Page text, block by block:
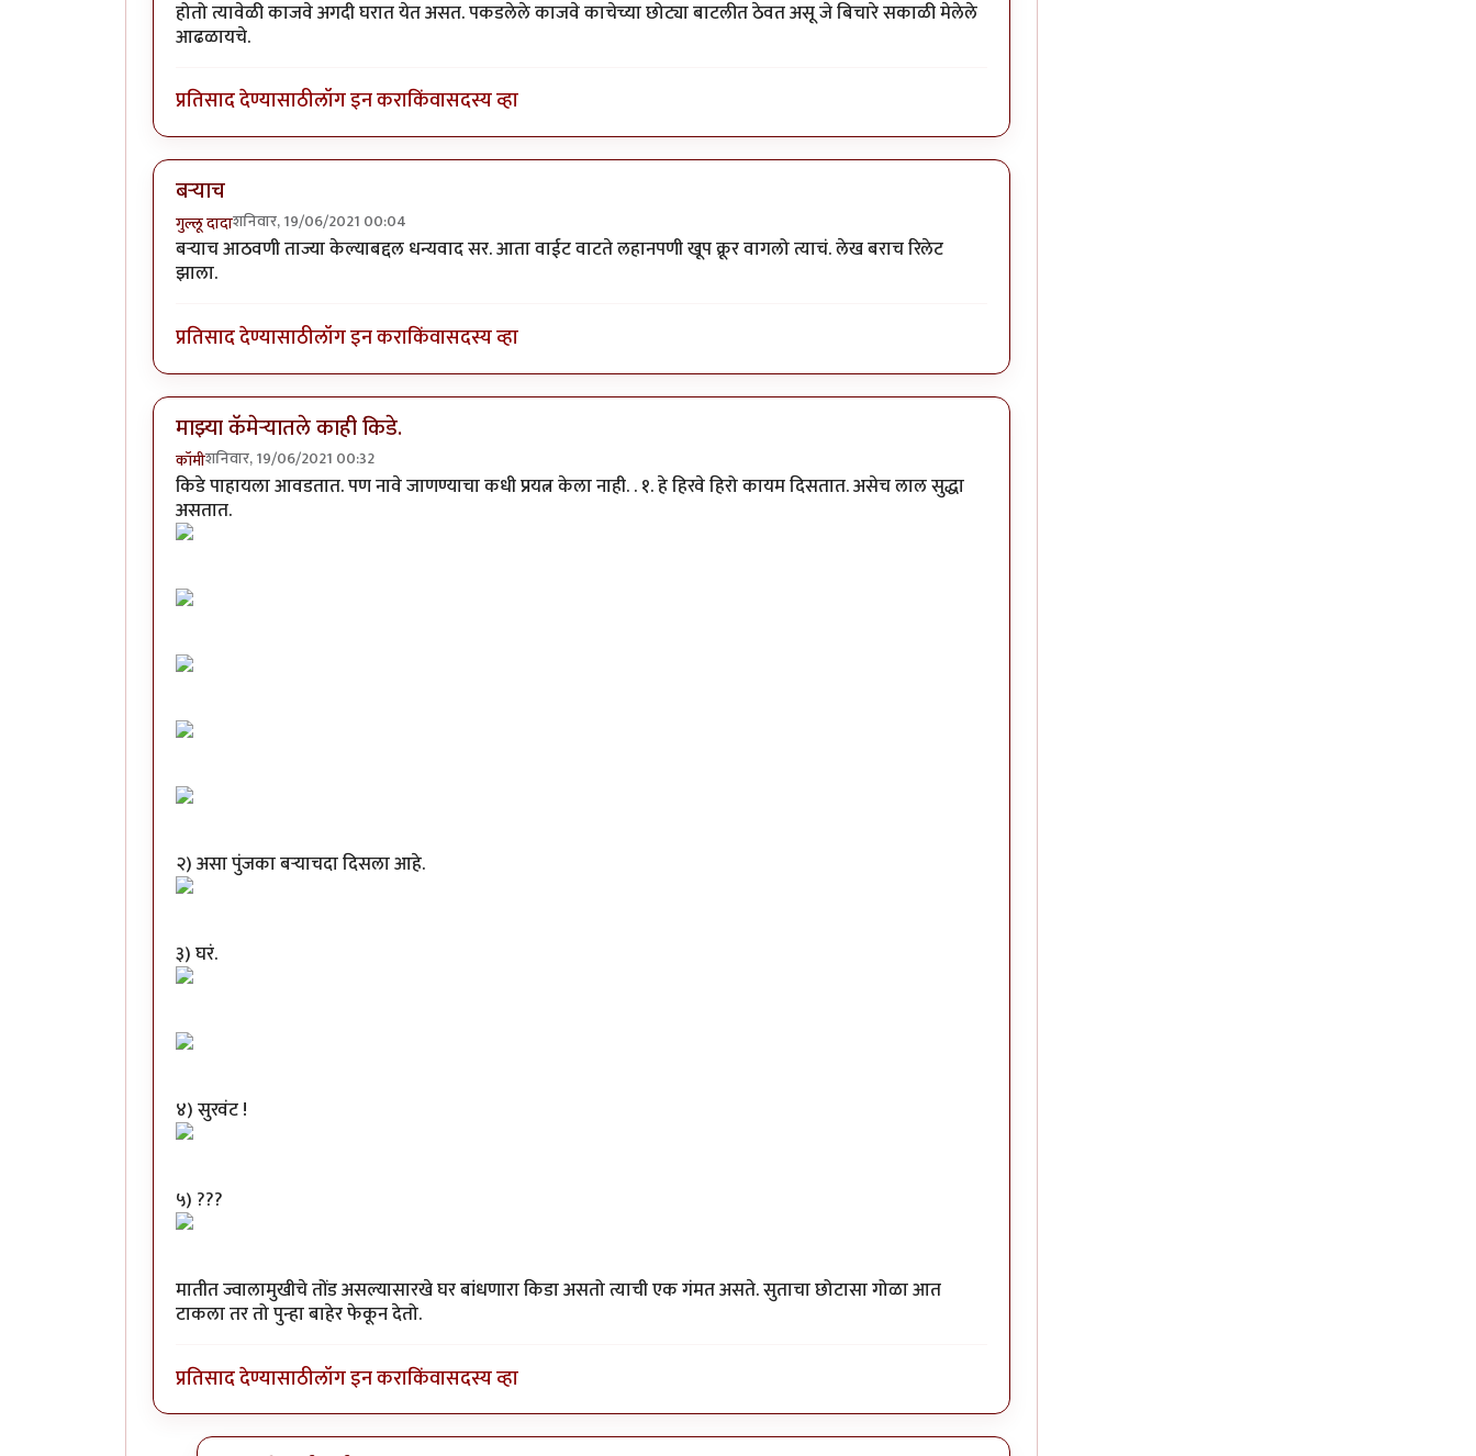
होतो त्यावेळी काजवे अगदी घरात येत असत. पकडलेले काजवे काचेच्या छोट्या बाटलीत ठेवत असू जे बिचारे सकाळी मेलेले
आढळायचे.
प्रतिसाद देण्यासाठीलॉग इन कराकिंवासदस्य व्हा
बऱ्याच
गुल्लू दादाशनिवार, 19/06/2021 00:04
बऱ्याच आठवणी ताज्या केल्याबद्दल धन्यवाद सर. आता वाईट वाटते लहानपणी खूप क्रूर वागलो त्याचं. लेख बराच रिलेट
झाला.
प्रतिसाद देण्यासाठीलॉग इन कराकिंवासदस्य व्हा
माझ्या कॅमेऱ्यातले काही किडे.
कॉमीशनिवार, 19/06/2021 00:32
किडे पाहायला आवडतात. पण नावे जाणण्याचा कधी प्रयत्न केला नाही. . १. हे हिरवे हिरो कायम दिसतात. असेच लाल सुद्धा
असतात.
२) असा पुंजका बऱ्याचदा दिसला आहे.
३) घरं.
४) सुरवंट !
५) ???
मातीत ज्वालामुखीचे तोंड असल्यासारखे घर बांधणारा किडा असतो त्याची एक गंमत असते. सुताचा छोटासा गोळा आत
टाकला तर तो पुन्हा बाहेर फेकून देतो.
प्रतिसाद देण्यासाठीलॉग इन कराकिंवासदस्य व्हा